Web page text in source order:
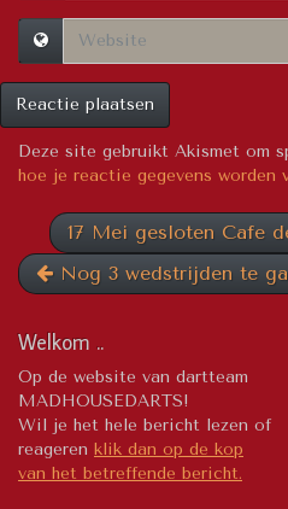
Deze site gebruikt Akismet om
hoe je reactie gegevens worden
17 Mei gesloten Cafe
Nog 3 wedstrijden te
Welkom ..
Op de website van dartteam
MADHOUSEDARTS!
Wil je het hele bericht lezen of
reageren klik dan op de kop
van het betreffende bericht.